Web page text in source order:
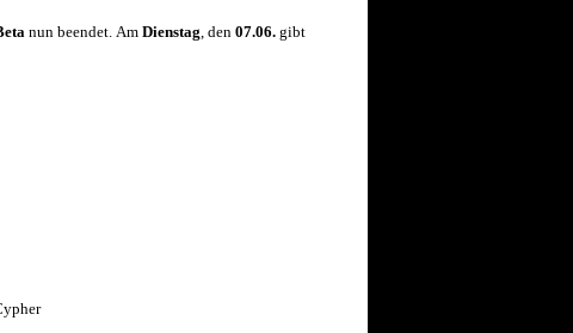
nun beendet. Am Dienstag , den 07.06. gibt